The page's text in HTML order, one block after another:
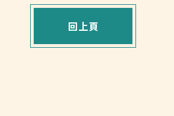
回上頁